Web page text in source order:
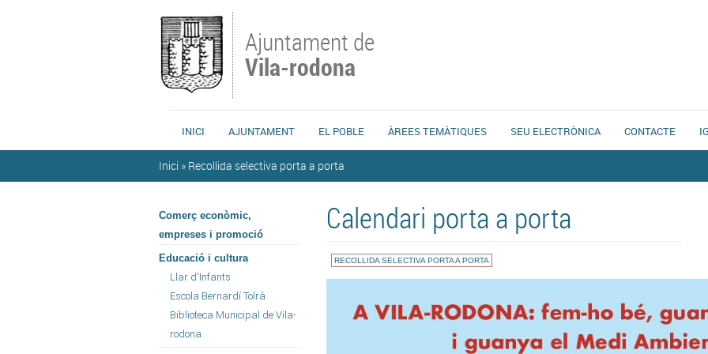
Ajuntament de
Vila-rodona
INICI AJUNTAMENT EL POBLE ÀREES TEMÀTIQUES SEU ELECTRÒNICA CONTACTE
Inici » Recollida selectiva porta a porta
Comerç econòmic,
empreses i promoció
Educació i cultura
Llar d'Infants
Escola Bernardí Tolrà
Biblioteca Municipal de Vila-
rodona
Calendari porta a porta
RECOLLIDA SELECTIVA PORTA A PORTA